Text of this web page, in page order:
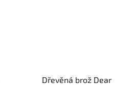
Dřevěná brož Dear